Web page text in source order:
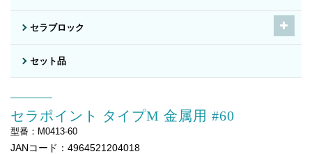
セラブロック
セット品
セラポイント タイプM 金属用 #60
型番：M0413-60
JANコード：4964521204018